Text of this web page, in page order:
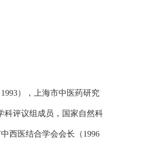
），上海市中医药研究
科评议组成员，国家自然科
西医结合学会会长（1996